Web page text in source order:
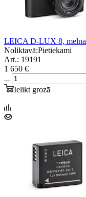
LEICA D-LUX 8, melna
Noliktavā:Pietiekami
Art.: 19191
1 650 €
Ielikt grozā